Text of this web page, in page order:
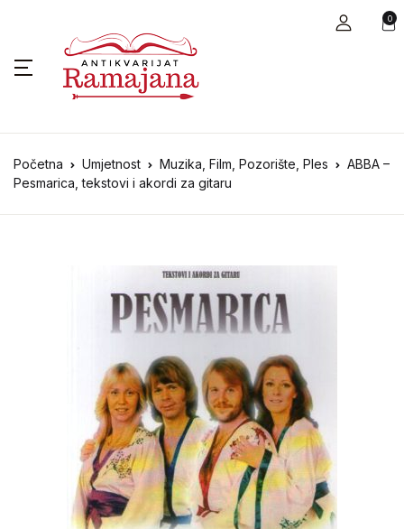
0
Početna Umjetnost Muzika, Film, Pozorište, Ples
ABBA –
Pesmarica, tekstovi i akordi za gitaru